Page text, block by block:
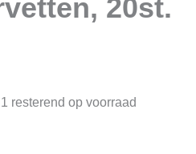
20st.
resterend op voorraad